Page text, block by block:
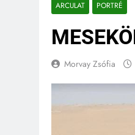
ARCULAT PORTRÉ
Morvay Zsófia